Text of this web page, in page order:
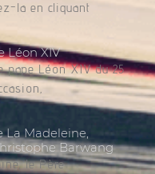
la en cliquant
Léon XIV
pape Léon XIV du 25
La Madeleine,
Barwang
le Père